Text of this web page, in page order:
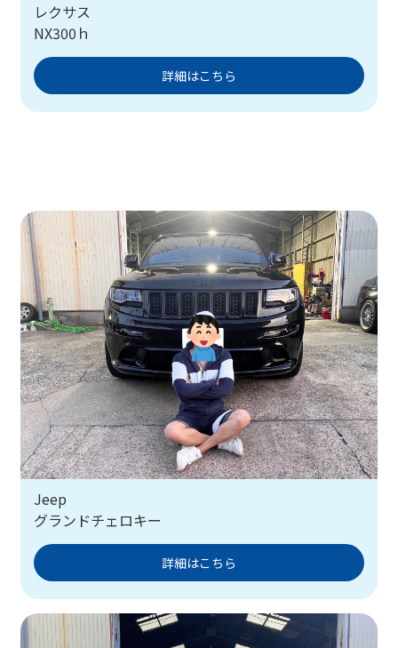
レクサス
NX300ｈ
詳細はこちら
Jeep
グランドチェロキー
詳細はこちら